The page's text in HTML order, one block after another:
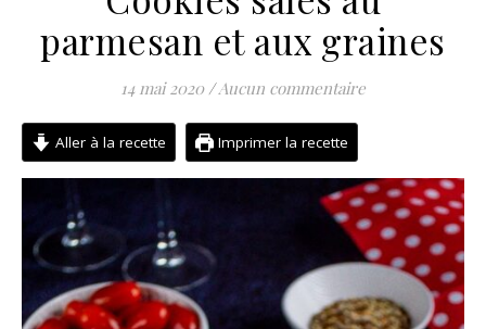
parmesan et aux graines
14 mai 2020 /Aucun commentaire
Aller à la recette Imprimer la recette